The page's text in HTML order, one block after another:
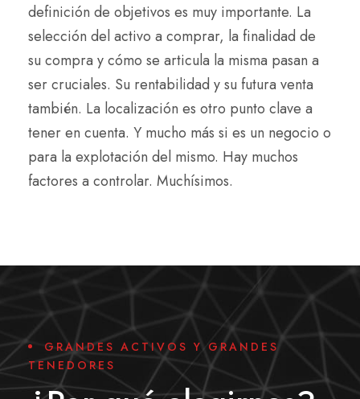
definición de objetivos es muy importante. La
selección del activo a comprar, la finalidad de
su compra y cómo se articula la misma pasan a
ser cruciales. Su rentabilidad y su futura venta
también. La localización es otro punto clave a
tener en cuenta. Y mucho más si es un negocio o
para la explotación del mismo. Hay muchos
factores a controlar. Muchísimos.
GRANDES ACTIVOS Y GRANDES
TENEDORES